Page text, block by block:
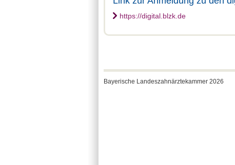
https://digital.blzk.de
Bayerische Landeszahnärztekammer 2026